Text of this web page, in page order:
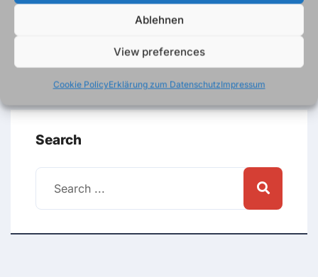
Ablehnen
View preferences
Cookie PolicyErklärung zum DatenschutzImpressum
Es sind keine Kommentare vorhanden.
Search